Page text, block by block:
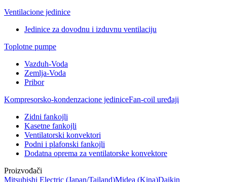
Ventilacione jedinice
Jedinice za dovodnu i izduvnu ventilaciju
Toplotne pumpe
Vazduh-Voda
Zemlja-Voda
Pribor
Kompresorsko-kondenzacione jediniceFan-coil uređaji
Zidni fankojli
Kasetne fankojli
Ventilatorski konvektori
Podni i plafonski fankojli
Dodatna oprema za ventilatorske konvektore
Proizvođači
Mitsubishi Electric (Japan/Tajland)Midea (Kina)Daikin